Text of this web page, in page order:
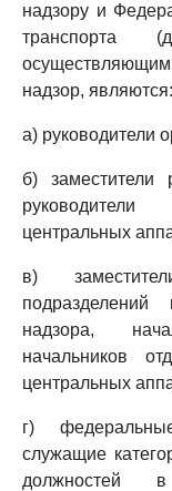
надзору и
транспорта
надзор, являются:
а) руководители
б) заместители
центральных
в)
подразделений
надзора,
начальников
центральных
г)
служащие
должностей в